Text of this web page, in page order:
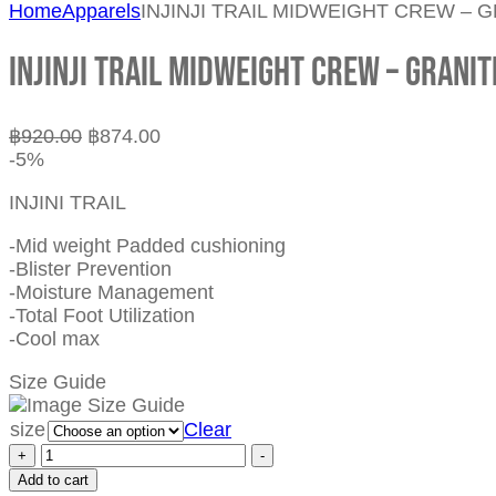
HomeApparelsINJINJI TRAIL MIDWEIGHT CREW –
INJINJI TRAIL MIDWEIGHT CREW –
฿920.00 ฿874.00
-5%
INJINI TRAIL
-Mid weight Padded cushioning
-Blister Prevention
-Moisture Management
-Total Foot Utilization
-Cool max
Size Guide
size Clear
+
-
Add to cart